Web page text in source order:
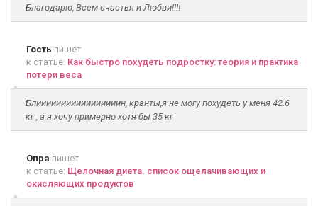
Благодарю, Всем счастья и Любви!!!!
Гость пишет
к статье: Как быстро похудеть подростку: теория и практика
потери веса
Блииииииииииииииииин, кранты,я не могу похудеть у меня 42.6
кг , а я хочу примерно хотя бы 35 кг
Опра пишет
к статье: Щелочная диета. список ощелачивающих и
окисляющих продуктов